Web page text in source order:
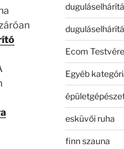
Ecom
Egyéb
esküvői ruha
finn szauna